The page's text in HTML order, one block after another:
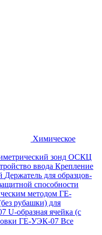
Химическое
зонд ОСКЦ
ввода Крепление
Держатель для образцов-
способности
методом ГЕ-
рубашки) для
U-образная ячейка (с
ГЕ-УЭК-07 Все